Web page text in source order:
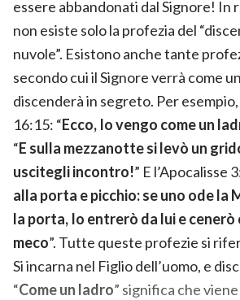
essere abbandonati dal Signore! In
non esiste solo la profezia del
nuvole”. Esistono anche tante
secondo cui il Signore verrà come
discenderà in segreto. Per esempio,
16:15: “Ecco, Io vengo come un
“E sulla mezzanotte si levò un
uscitegli incontro!” E l’Apocalisse
alla porta e picchio: se uno ode la
la porta, Io entrerò da lui e cenerò
meco”. Tutte queste profezie si
Si incarna nel Figlio dell’uomo, e
“Come un ladro” significa che